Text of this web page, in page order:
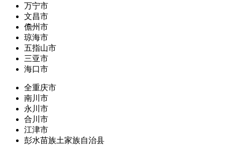
万宁市
文昌市
儋州市
琼海市
五指山市
三亚市
海口市
全重庆市
南川市
永川市
合川市
江津市
彭水苗族土家族自治县